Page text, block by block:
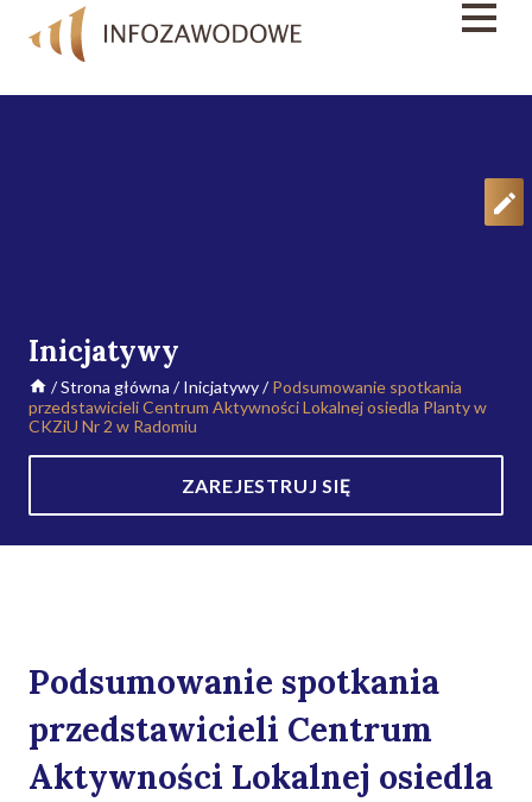
Inicjatywy
/Strona główna /Inicjatywy/Podsumowanie spotkania
przedstawicieli Centrum Aktywności Lokalnej osiedla Planty w
CKZiU Nr 2 w Radomiu
ZAREJESTRUJ SIĘ
Podsumowanie spotkania
przedstawicieli Centrum
Aktywności Lokalnej osiedla